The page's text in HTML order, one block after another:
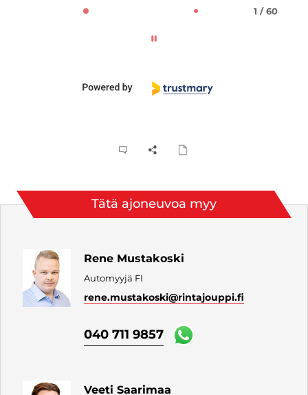
1 / 60
Tätä ajoneuvoa myy
Rene Mustakoski
Automyyjä FI
rene.mustakoski@rintajouppi.fi
040 711 9857
Veeti Saarimaa